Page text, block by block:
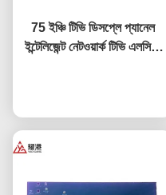
75 ইঞ্চি টিভি ডিসপ্লে প্যানেল
ইন্টেলিজেন্ট নেটওয়ার্ক টিভি এলসিডি